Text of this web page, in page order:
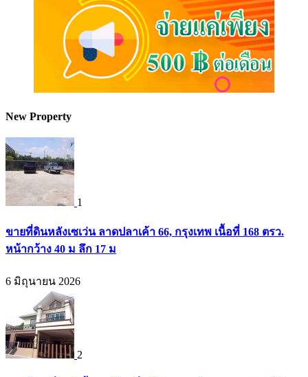
New Property
1
ขายที่ดินหลังเซเว่น ลาดปลาเค้า 66, กรุงเทพ เนื้อที่ 168 ตรว.
หน้ากว้าง 40 ม ลึก 17 ม
6 มิถุนายน 2026
2